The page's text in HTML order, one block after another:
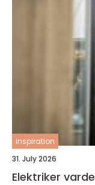
inspiration
31. July 2026
Elektriker varde sådan vælger du den rette